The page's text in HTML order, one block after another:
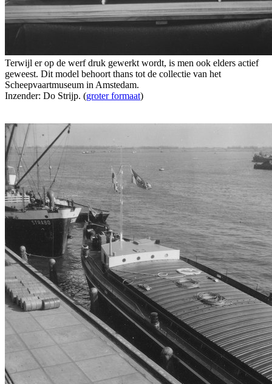
Terwijl er op de werf druk gewerkt wordt, is men ook elders actief
geweest. Dit model behoort thans tot de collectie van het
Scheepvaartmuseum in Amstedam.
Inzender: Do Strijp. (groter formaat)